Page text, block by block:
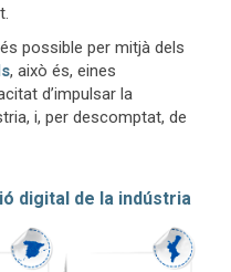
possible per mitjà dels
, això és, eines
d’impulsar la
i, per descomptat, de
digital de la indústria